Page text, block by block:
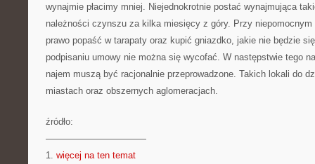
wynajmie płacimy mniej. Niejednokrotnie postać wynajmująca
należności czynszu za kilka miesięcy z góry. Przy
prawo popaść w tarapaty oraz kupić gniazdko, jakie nie będzie
podpisaniu umowy nie można się wycofać. W następstwie tego
najem muszą być racjonalnie przeprowadzone. Takich lokali do
miastach oraz obszernych aglomeracjach.
źródło:
———————————
1. więcej na ten temat